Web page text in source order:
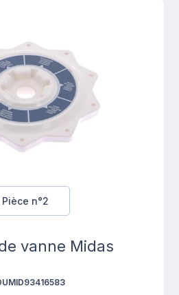
Pièce n°2
vanne Midas